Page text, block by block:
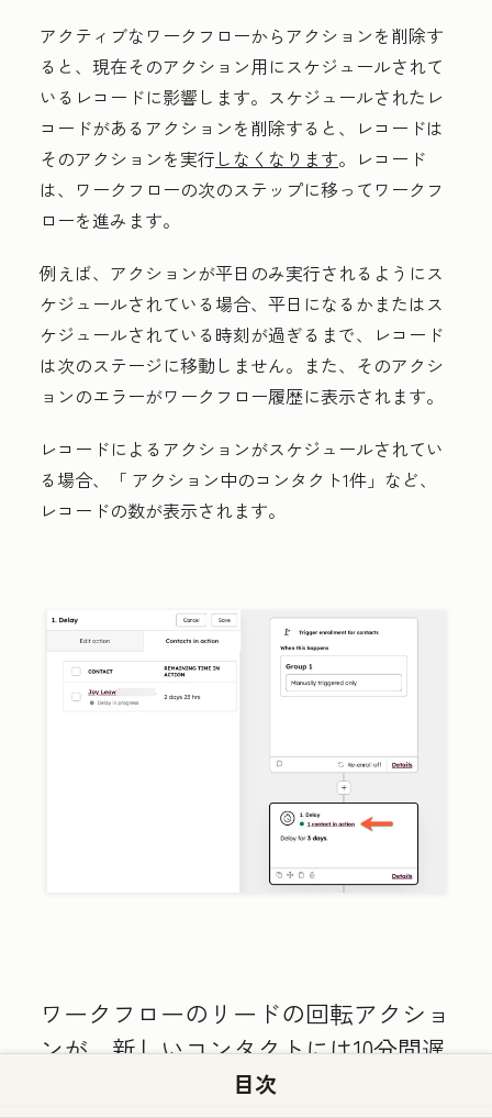
アクティブなワークフローからアクションを削除す
ると、現在そのアクション用にスケジュールされて
いるレコードに影響します。スケジュールされたレ
コードがあるアクションを削除すると、レコードは
そのアクションを実行 しなくなります。レコード
は、ワークフローの次のステップに移ってワークフ
ローを進みます。
例えば、アクションが平日のみ実行されるようにス
ケジュールされている場合、平日になるかまたはス
ケジュールされている時刻が過ぎるまで、レコード
は次のステージに移動しません。また、そのアクシ
ョンのエラーがワークフロー履歴に表示されます。
レコードによるアクションがスケジュールされてい
る場合、「 アクション中のコンタクト1件」など、
レコードの数が表示されます。
ワークフローのリードの回転アクショ
ンが、新しいコンタクトには10分間遅
延されるのはなぜですか？
目次